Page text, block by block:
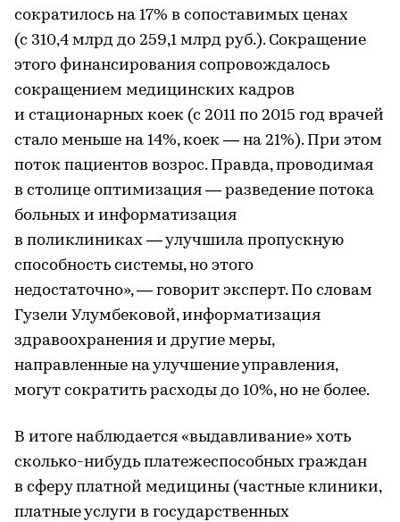
сократилось на 17% в сопоставимых ценах
(с 310,4 млрд до 259,1 млрд руб.). Сокращение
этого финансирования сопровождалось
сокращением медицинских кадров
и стационарных коек (с 2011 по 2015 год врачей
стало меньше на 14%, коек — на 21%). При этом
поток пациентов возрос. Правда, проводимая
в столице оптимизация — разведение потока
больных и информатизация
в поликлиниках — улучшила пропускную
способность системы, но этого
недостаточно», — говорит эксперт. По словам
Гузели Улумбековой, информатизация
здравоохранения и другие меры,
направленные на улучшение управления,
могут сократить расходы до 10%, но не более.
В итоге наблюдается «выдавливание» хоть
сколько-нибудь платежеспособных граждан
в сферу платной медицины (частные клиники,
платные услуги в государственных